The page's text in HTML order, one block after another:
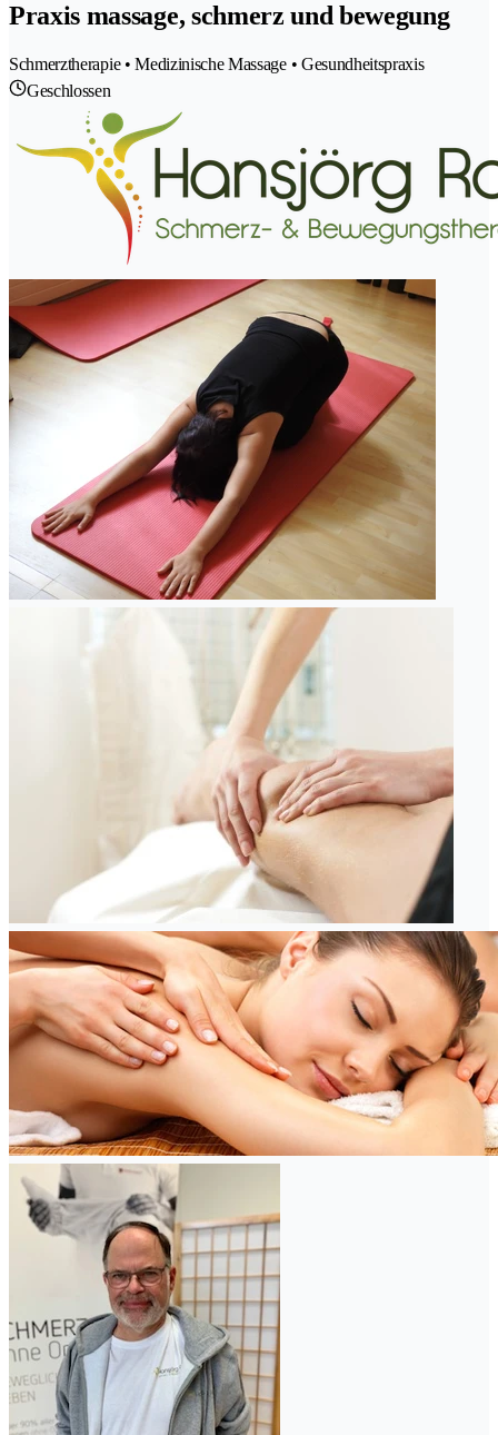
Praxis massage, schmerz und bewegung
Schmerztherapie • Medizinische Massage • Gesundheitspraxis
Geschlossen